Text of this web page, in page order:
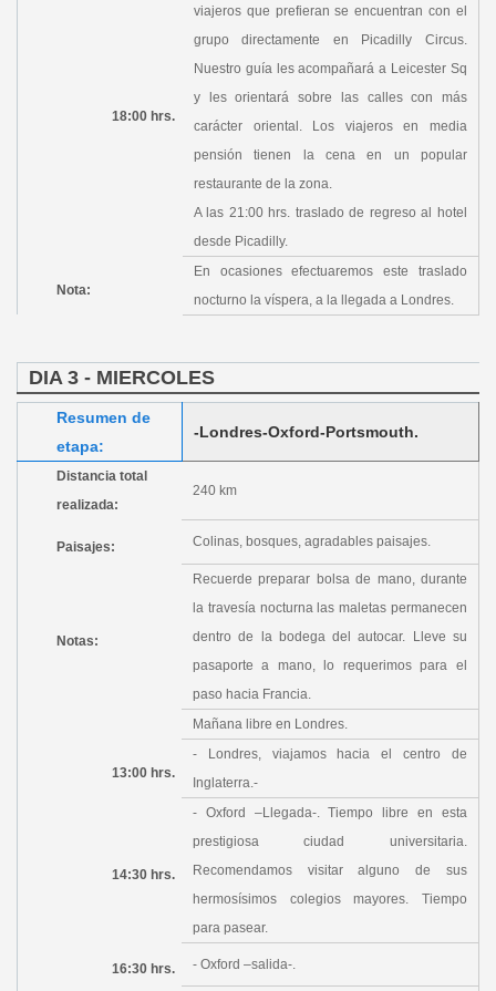
18:00 hrs.
viajeros que prefieran se encuentran con el
grupo directamente en Picadilly Circus.
Nuestro guía les acompañará a Leicester Sq
y les orientará sobre las calles con más
carácter oriental. Los viajeros en media
pensión tienen la cena en un popular
restaurante de la zona.
A las 21:00 hrs. traslado de regreso al hotel
desde Picadilly.
Nota:
En ocasiones efectuaremos este traslado
nocturno la víspera, a la llegada a Londres.
DIA 3 - MIERCOLES
Resumen de
etapa:
-Londres-Oxford-Portsmouth.
Distancia total
realizada:
240 km
Paisajes: Colinas, bosques, agradables paisajes.
Notas:
Recuerde preparar bolsa de mano, durante
la travesía nocturna las maletas permanecen
dentro de la bodega del autocar. Lleve su
pasaporte a mano, lo requerimos para el
paso hacia Francia.
Mañana libre en Londres.
13:00 hrs.
- Londres, viajamos hacia el centro de
Inglaterra.-
14:30 hrs.
- Oxford –Llegada-. Tiempo libre en esta
prestigiosa ciudad universitaria.
Recomendamos visitar alguno de sus
hermosísimos colegios mayores. Tiempo
para pasear.
16:30 hrs. - Oxford –salida-.